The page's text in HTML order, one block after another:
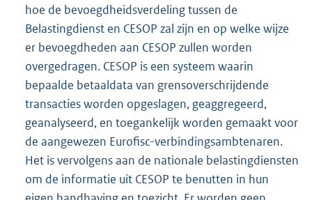
hoe de bevoegdheidsverdeling tussen de
Belastingdienst en CESOP zal zijn en op welke wijze
er bevoegdheden aan CESOP zullen worden
overgedragen. CESOP is een systeem waarin
bepaalde betaaldata van grensoverschrijdende
transacties worden opgeslagen, geaggregeerd,
geanalyseerd, en toegankelijk worden gemaakt voor
de aangewezen Eurofisc-verbindingsambtenaren.
Het is vervolgens aan de nationale belastingdiensten
om de informatie uit CESOP te benutten in hun